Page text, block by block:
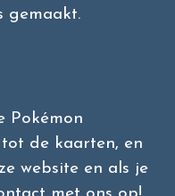
gemaakt.
Pokémon
de kaarten, en
website en als je